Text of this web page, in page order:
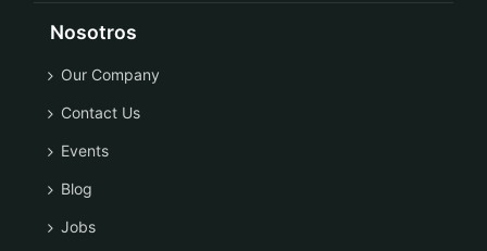
Nosotros
Our Company
Contact Us
Events
Blog
Jobs